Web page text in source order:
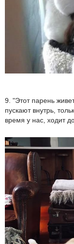
9. "Этот парень
пускают внутрь,
время у нас, ходит